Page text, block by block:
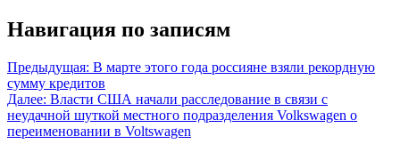
Навигация по записям
Предыдущая: В марте этого года россияне взяли рекордную
сумму кредитов
Далее: Власти США начали расследование в связи с
неудачной шуткой местного подразделения Volkswagen о
переименовании в Voltswagen